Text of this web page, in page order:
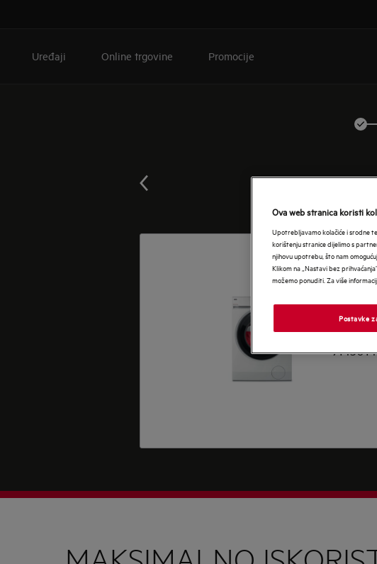
Uređaji Online trgovine Promocije
Ova web stranica koristi
Upotrebljavamo kolačiće i srodne
korištenju stranice dijelimo s
njihovu upotrebu, što nam
Klikom na „Nastavi bez
možemo ponuditi. Za više
Postavke